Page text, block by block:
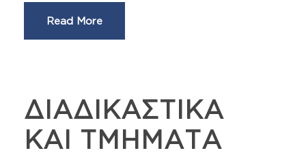
Read More
ΔΙΑΔΙΚΑΣΤΙΚΑ
ΚΑΙ ΤΜΗΜΑΤΑ